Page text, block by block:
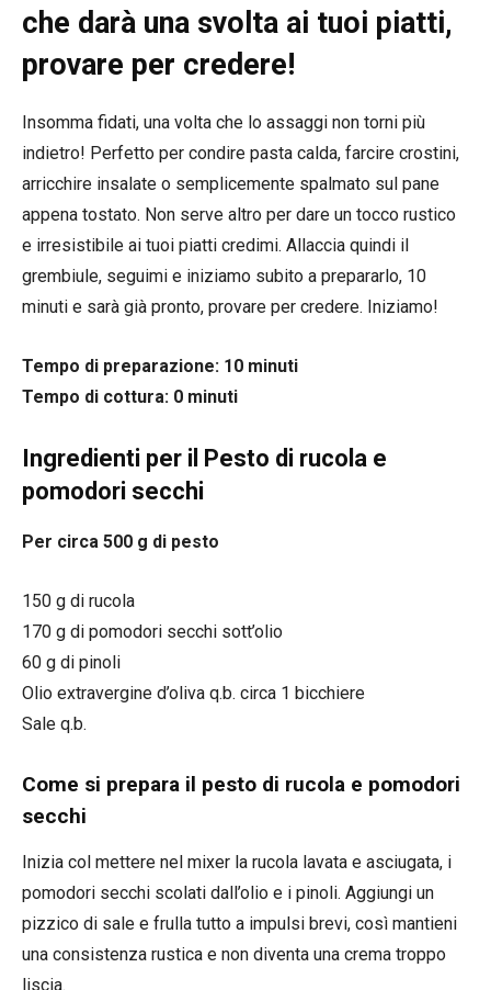
che darà una svolta ai tuoi piatti,
provare per credere!
Insomma fidati, una volta che lo assaggi non torni più
indietro! Perfetto per condire pasta calda, farcire crostini,
arricchire insalate o semplicemente spalmato sul pane
appena tostato. Non serve altro per dare un tocco rustico
e irresistibile ai tuoi piatti credimi. Allaccia quindi il
grembiule, seguimi e iniziamo subito a prepararlo, 10
minuti e sarà già pronto, provare per credere. Iniziamo!
Tempo di preparazione: 10 minuti
Tempo di cottura: 0 minuti
Ingredienti per il Pesto di rucola e
pomodori secchi
Per circa 500 g di pesto
150 g di rucola
170 g di pomodori secchi sott’olio
60 g di pinoli
Olio extravergine d’oliva q.b. circa 1 bicchiere
Sale q.b.
Come si prepara il pesto di rucola e pomodori
secchi
Inizia col mettere nel mixer la rucola lavata e asciugata, i
pomodori secchi scolati dall’olio e i pinoli. Aggiungi un
pizzico di sale e frulla tutto a impulsi brevi, così mantieni
una consistenza rustica e non diventa una crema troppo
liscia.